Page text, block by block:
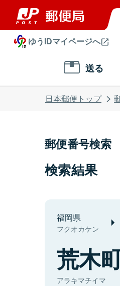
ゆうIDマイページへ
送る
日本郵便トップ
郵便番号検索
検索結果
福岡県
フクオカケン
荒木
アラキマチイマ